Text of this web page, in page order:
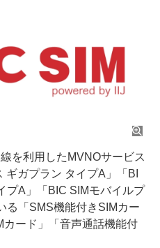
を利用したMVNOサービス
ギガプラン タイプA」「BI
プA」「BIC SIMモバイルプ
る「SMS機能付きSIMカー
カード」「音声通話機能付